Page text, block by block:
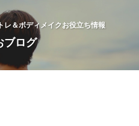
レ＆ボディメイクお役立ち情報
ブログ